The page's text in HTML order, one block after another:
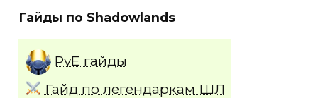
Гайды по Shadowlands
PvE гайды
Гайд по легендаркам ШЛ